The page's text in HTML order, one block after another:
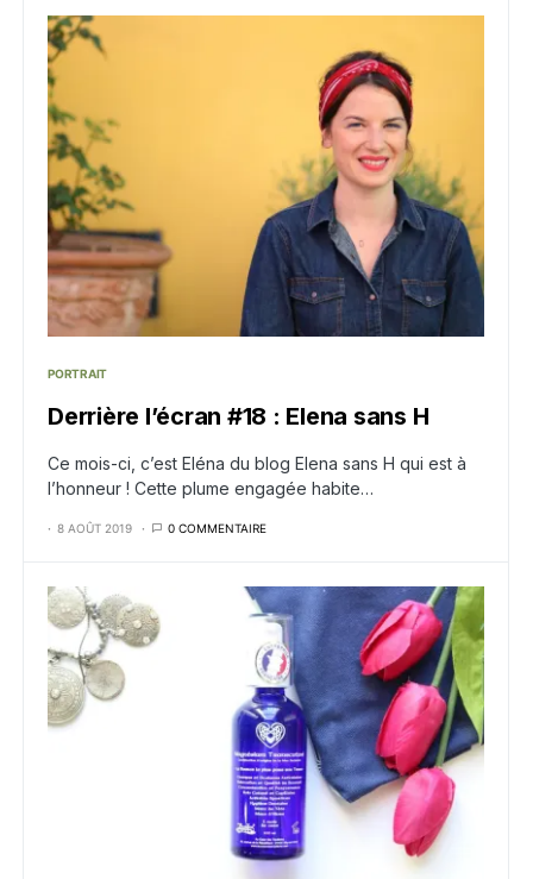
PORTRAIT
Derrière l’écran #18 : Elena sans H
Ce mois-ci, c’est Eléna du blog Elena sans H qui est à
l’honneur ! Cette plume engagée habite…
8 AOÛT 2019 0 COMMENTAIRE